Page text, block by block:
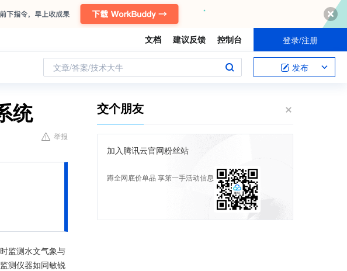
文档 建议反馈 控制台 登录/注册
文章/答案/技术大牛 发布
统
举报
监测水文气象与
测仪器如同敏锐
交个朋友
加入腾讯云官网粉丝站
蹲全网底价单品 享第一手活动信息